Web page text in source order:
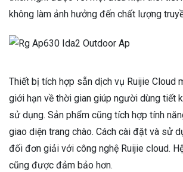
không làm ảnh hưởng đến chất lượng
Thiết bị tích hợp sẵn dịch vụ Ruijie Cloud
giới hạn về thời gian giúp người dùng tiết
sử dụng. Sản phẩm cũng tích hợp tính
giao diện trang chào. Cách cài đặt và sử
đối đơn giải với công nghệ Ruijie cloud.
cũng được đảm bảo hơn.